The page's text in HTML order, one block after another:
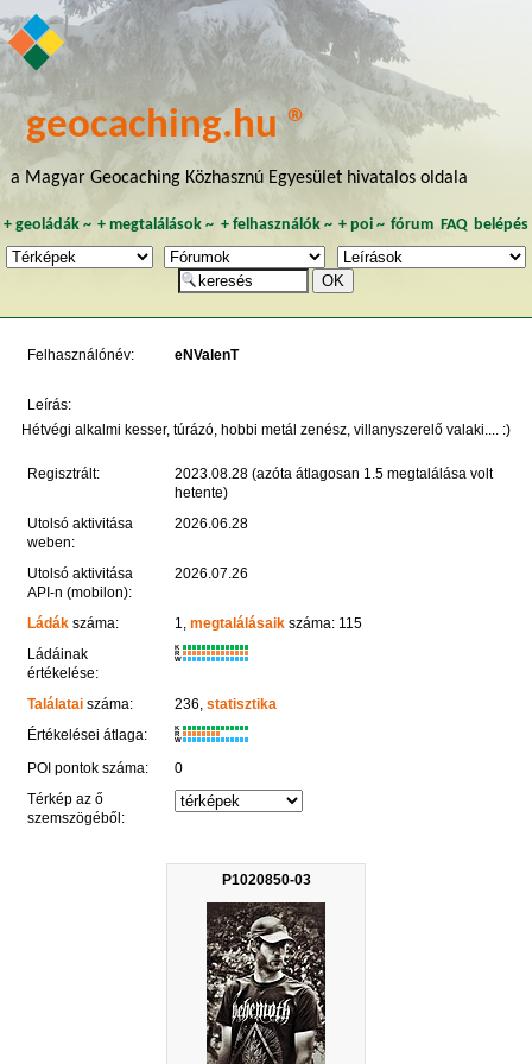
geocaching.hu ®
a Magyar Geocaching Közhasznú Egyesület hivatalos oldala
+ geoládák~ +megtalálások ~ + felhasználók~ + poi~ fórum FAQ belépés
P1020850-03
Felhasználónév: eNValenT
Leírás:
Hétvégi alkalmi kesser, túrázó, hobbi metál zenész, villanyszerelő valaki.... :)
Regisztrált:
2023.08.28 (azóta átlagosan 1.5 megtalálása volt
hetente)
Utolsó aktivitása
weben:
2026.06.28
Utolsó aktivitása
API-n (mobilon):
2026.07.26
Ládák száma: 1, megtalálásaikszáma: 115
Ládáinak
értékelése:
K
R
W
Találatai száma: 236, statisztika
Értékelései átlaga:
K
R
W
POI pontok száma:
0
Térkép az ő
szemszögéből: